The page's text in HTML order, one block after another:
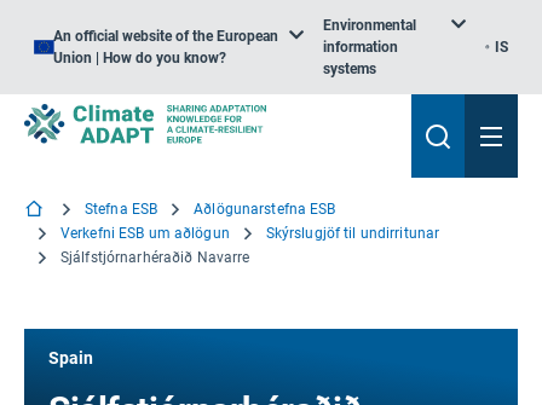
An official website of the European
Union | How do you know?
Environmental
information
systems
IS
Stefna ESB
Aðlögunarstefna ESB
Verkefni ESB um aðlögun
Skýrslugjöf til undirritunar
Sjálfstjórnarhéraðið Navarre
Spain